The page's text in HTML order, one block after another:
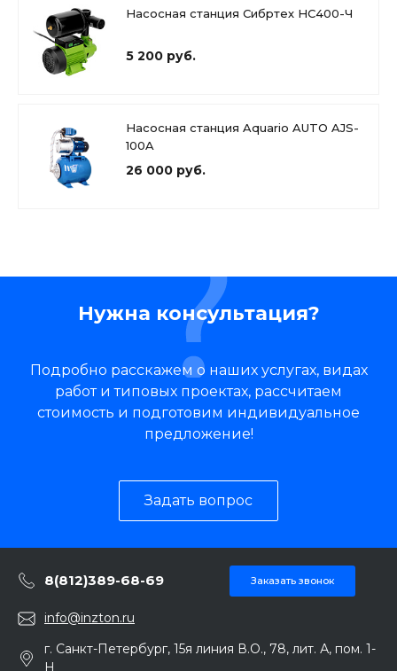
Насосная станция Сибртех НС400-Ч
5 200 руб.
Насосная станция Aquario AUTO AJS-
100A
26 000 руб.
Нужна консультация?
Подробно расскажем о наших услугах, видах
работ и типовых проектах, рассчитаем
стоимость и подготовим индивидуальное
предложение!
Задать вопрос
8(812)389-68-69 Заказать звонок
info@inzton.ru
г. Санкт-Петербург, 15я линия В.О., 78, лит. А, пом. 1-
Н